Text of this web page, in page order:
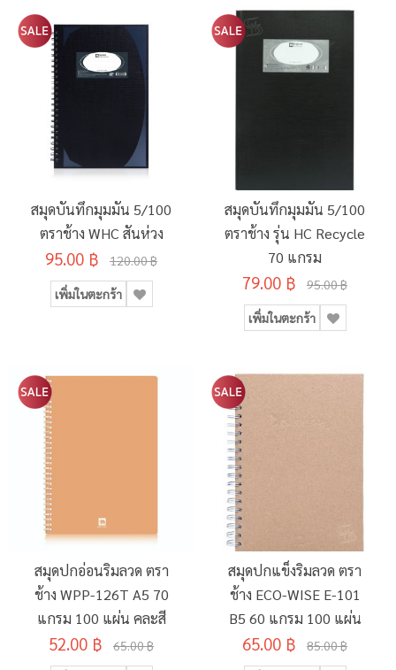
สมุดบันทึกมุมมัน 5/100
ตราช้าง WHC สันห่วง
95.00 ฿ 120.00 ฿
เพิ่มในตะกร้า
สมุดบันทึกมุมมัน 5/100
ตราช้าง รุ่น HC Recycle
70 แกรม
79.00 ฿ 95.00 ฿
เพิ่มในตะกร้า
สมุดปกอ่อนริมลวด ตรา
ช้าง WPP-126T A5 70
แกรม 100 แผ่น คละสี
52.00 ฿ 65.00 ฿
สมุดปกแข็งริมลวด ตรา
ช้าง ECO-WISE E-101
B5 60 แกรม 100 แผ่น
65.00 ฿ 85.00 ฿